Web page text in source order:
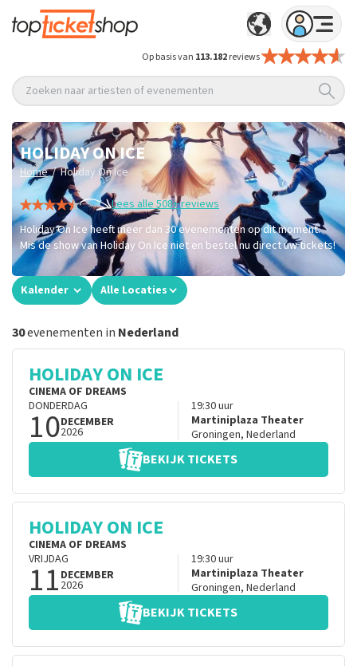
Op basis van 113.182reviews
Zoeken naar artiesten of evenementen
HOLIDAY ON ICE
Home / Holiday On Ice
Lees alle 508+ reviews
Holiday On Ice heeft meer dan 30 evenementen op dit moment.
Mis de show van Holiday On Ice niet en bestel nu direct uw tickets!
Kalender Alle Locaties
30evenementen in Nederland
HOLIDAY ON ICE
CINEMA OF DREAMS
DONDERDAG
10DECEMBER
2026
19:30uur
Martiniplaza Theater
Groningen, Nederland
BEKIJK TICKETS
HOLIDAY ON ICE
CINEMA OF DREAMS
VRIJDAG
11 DECEMBER
2026
19:30uur
Martiniplaza Theater
Groningen, Nederland
BEKIJK TICKETS